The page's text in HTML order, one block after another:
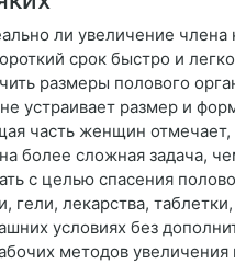
ли увеличение
срок быстро и
размеры полового
устраивает размер и
часть женщин
более сложная задача,
с целью спасения
лекарства,
условиях без
методов